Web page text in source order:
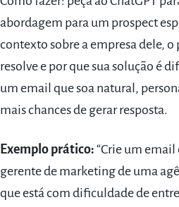
abordagem para um prospect
contexto sobre a empresa dele,
resolve e por que sua solução é
um email que soa natural,
mais chances de gerar resposta.
Exemplo prático: “Crie um email
gerente de marketing de uma
que está com dificuldade de